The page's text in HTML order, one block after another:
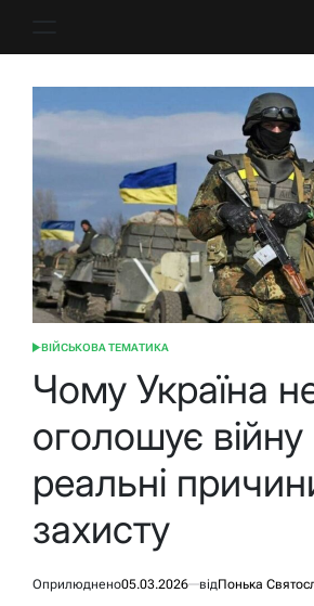
ОПУБЛІКУВАТИ
ВІЙСЬКОВА ТЕМАТИКА
Чому Україна
оголошує війну
реальні
захисту
Оприлюднено05.03.2026 відПонька